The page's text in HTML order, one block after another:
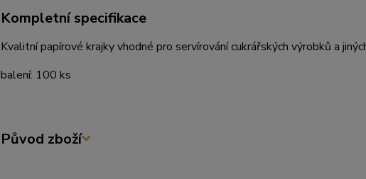
Kompletní specifikace
Kvalitní papírové krajky vhodné pro servírování cukrářských výrobků a
balení: 100 ks
Původ zboží